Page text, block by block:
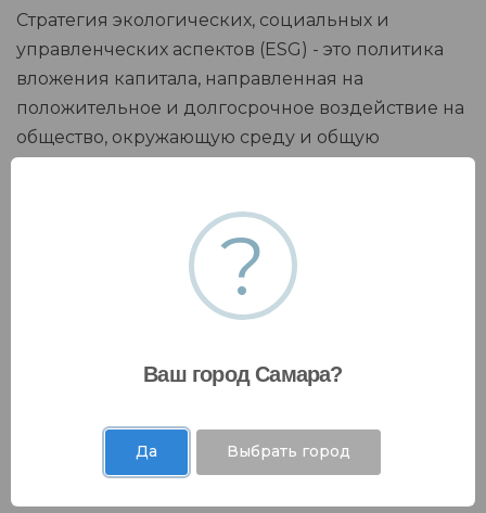
Стратегия экологических, социальных и
управленческих аспектов (ESG) - это политика
вложения капитала, направленная на
положительное и долгосрочное воздействие на
общество, окружающую среду и общую
?
Ваш город Самара?
Да Выбрать город